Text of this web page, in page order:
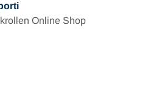
Online Shop